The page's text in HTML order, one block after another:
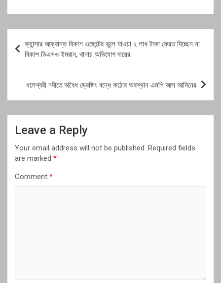
navigation
ক্যান্সার আক্রান্ত বিকাশ এজেন্টের ভুলে যাওয়া ২ লাখ টাকা ফেরত দিচ্ছেন না
বিকাশ ডিএসও ইমরান, থানায় অভিযোগ দায়ের
ধলেশ্বরী নদীতে অবৈধ ড্রেজিং বন্ধে কঠোর অবস্থান এমপি আল আমিনের
Leave a Reply
Your email address will not be published. Required fields
are marked *
Comment *